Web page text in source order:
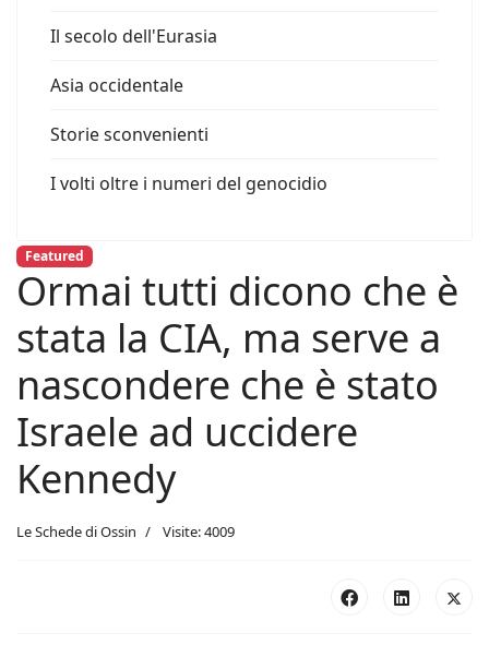
Il secolo dell'Eurasia
Asia occidentale
Storie sconvenienti
I volti oltre i numeri del genocidio
Featured
Ormai tutti dicono che è
stata la CIA, ma serve a
nascondere che è stato
Israele ad uccidere
Kennedy
Le Schede di Ossin Visite: 4009